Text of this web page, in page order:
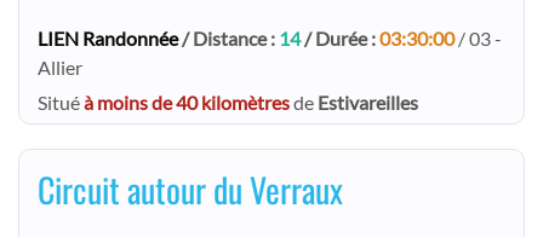
LIEN Randonnée/ Distance : 14/ Durée :03:30:00/ 03 -
Allier
Situéà moins de 40 kilomètresde Estivareilles
Circuit autour du Verraux